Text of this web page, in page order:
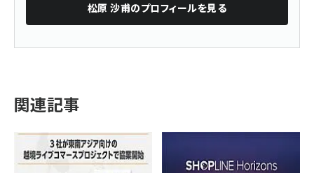
松原 沙甫のプロフィールを見る
関連記事